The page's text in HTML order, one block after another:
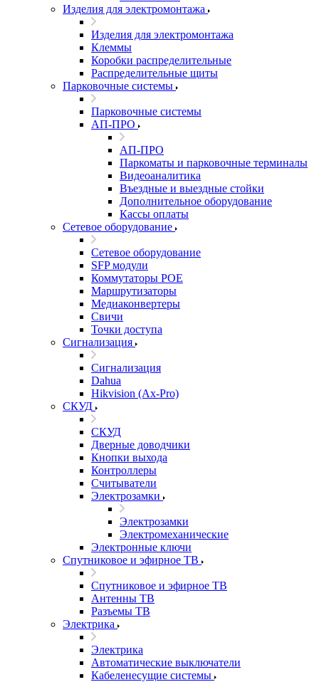
Изделия для электромонтажа
Изделия для электромонтажа
Клеммы
Коробки распределительные
Распределительные щиты
Парковочные системы
Парковочные системы
АП-ПРО
АП-ПРО
Паркоматы и парковочные терминалы
Видеоаналитика
Въездные и выездные стойки
Дополнительное оборудование
Кассы оплаты
Сетевое оборудование
Сетевое оборудование
SFP модули
Коммутаторы POE
Маршрутизаторы
Медиаконвертеры
Свичи
Точки доступа
Сигнализация
Сигнализация
Dahua
Hikvision (Ax-Pro)
СКУД
СКУД
Дверные доводчики
Кнопки выхода
Контроллеры
Считыватели
Электрозамки
Электрозамки
Электромеханические
Электронные ключи
Спутниковое и эфирное ТВ
Спутниковое и эфирное ТВ
Антенны ТВ
Разъемы ТВ
Электрика
Электрика
Автоматические выключатели
Кабеленесущие системы